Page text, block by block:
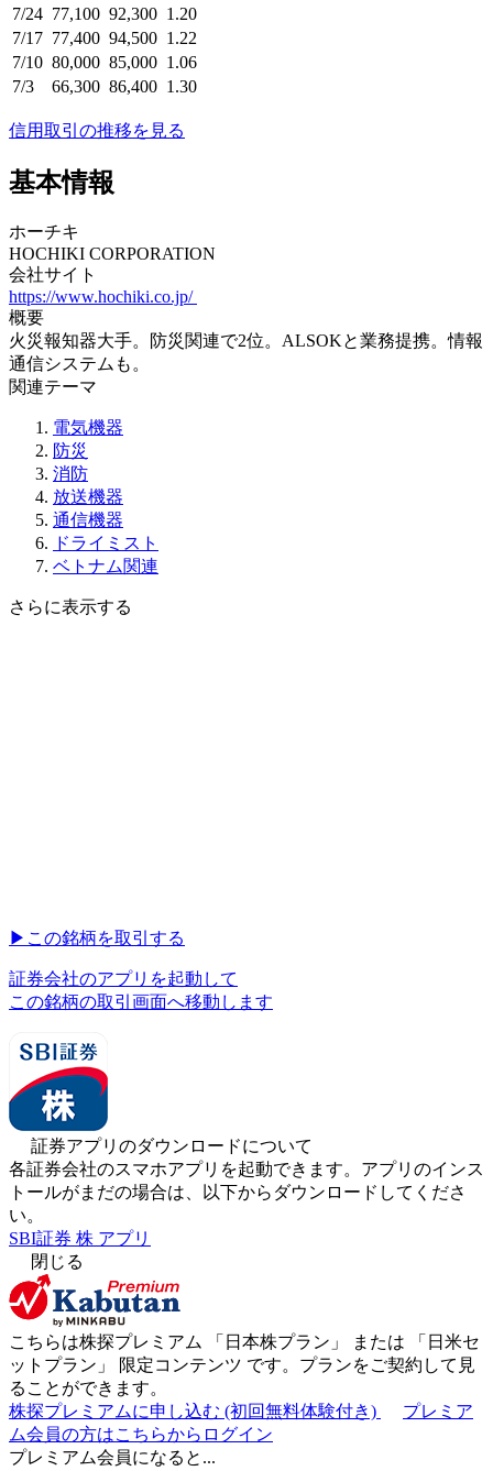
7/24 77,100 92,300 1.20
7/17 77,400 94,500 1.22
7/10 80,000 85,000 1.06
7/3
66,300 86,400 1.30
信用取引の推移を見る
基本情報
ホーチキ
HOCHIKI CORPORATION
会社サイト
https://www.hochiki.co.jp/
概要
火災報知器大手。防災関連で2位。ALSOKと業務提携。情報
通信システムも。
関連テーマ
電気機器
防災
消防
放送機器
通信機器
ドライミスト
ベトナム関連
さらに表示する
▶︎ この銘柄を取引する
証券会社のアプリを起動して
この銘柄の取引画面へ移動します
証券アプリのダウンロードについて
各証券会社のスマホアプリを起動できます。アプリのインス
トールがまだの場合は、以下からダウンロードしてくださ
い。
SBI証券 株 アプリ
閉じる
こちらは株探プレミアム 「 日本株プラン 」 または 「 日米セ
ットプラン 」 限定コンテンツ です。プランをご契約して見
ることができます。
株探プレミアムに申し込む (初回無料体験付き)
プレミア
ム会員の方はこちらからログイン
プレミアム会員になると...